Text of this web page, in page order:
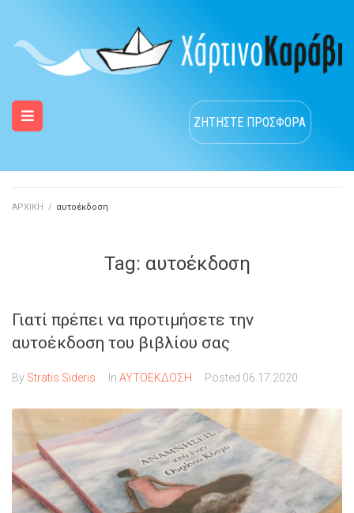
ΖΗΤΗΣΤΕ ΠΡΟΣΦΟΡΑ
ΑΡΧΙΚΗ / αυτοέκδοση
Tag: αυτοέκδοση
Γιατί πρέπει να προτιμήσετε την
αυτοέκδοση του βιβλίου σας
By Stratis Sideris In ΑΥΤΟΕΚΔΟΣΗ Posted 06.17.2020